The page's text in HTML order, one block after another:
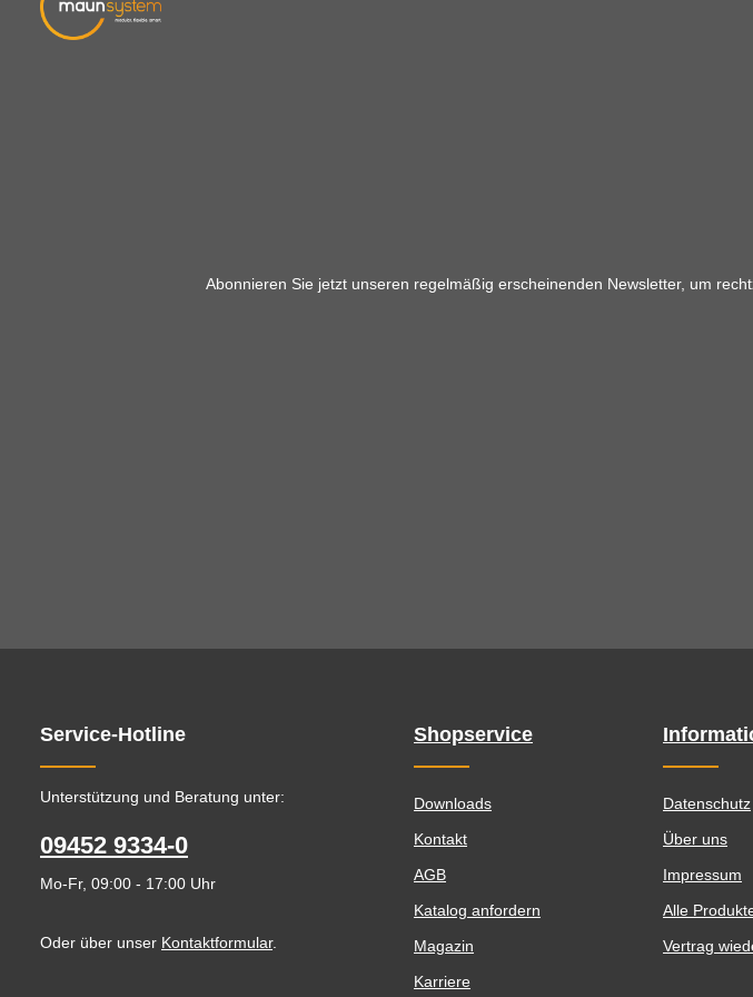
Abonnieren Sie jetzt unseren regelmäßig erscheinenden Newsletter, um
Service-Hotline
Unterstützung und Beratung unter:
09452 9334-0
Mo-Fr, 09:00 - 17:00 Uhr
Oder über unser Kontaktformular.
Shopservice
Downloads
Kontakt
AGB
Katalog anfordern
Magazin
Karriere
Datenschutz
Über uns
Impressum
Alle
Vertrag